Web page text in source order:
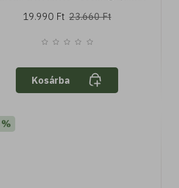
19.990 Ft 23.660 Ft
Kosárba